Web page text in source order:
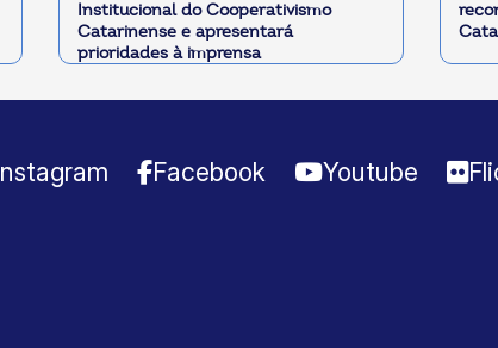
Institucional do Cooperativismo
Catarinense e apresentará
prioridades à imprensa
Instagram Facebook Youtube